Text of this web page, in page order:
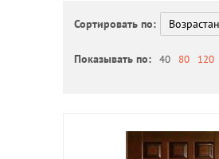
Сортировать по:
Показывать по: 40 80 120